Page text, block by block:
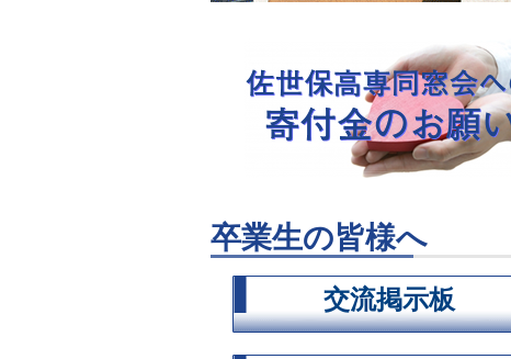
卒業生の皆様へ
交流掲示板